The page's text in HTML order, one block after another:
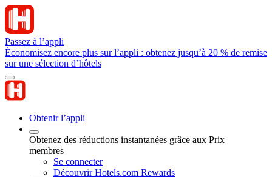
Passez à l’appli
Économisez encore plus sur l’appli : obtenez jusqu’à 20 % de remise
sur une sélection d’hôtels
Obtenir l’appli
Obtenez des réductions instantanées grâce aux Prix
membres
Se connecter
Découvrir Hotels.com Rewards